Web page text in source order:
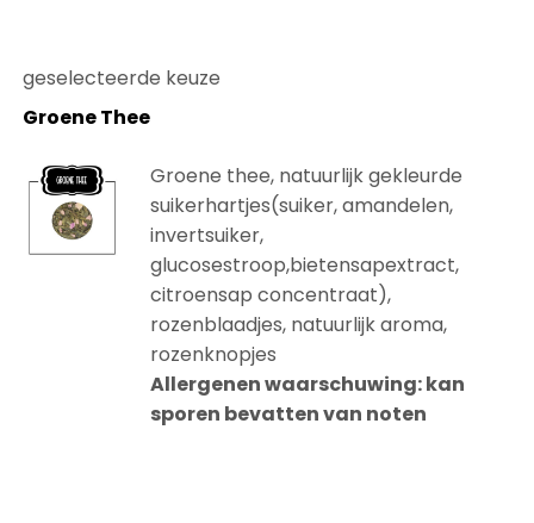
geselecteerde keuze
Groene Thee
Groene thee, natuurlijk gekleurde
suikerhartjes(suiker, amandelen,
invertsuiker,
glucosestroop,bietensapextract,
citroensap concentraat),
rozenblaadjes, natuurlijk aroma,
rozenknopjes
Allergenen waarschuwing: kan
sporen bevatten van noten